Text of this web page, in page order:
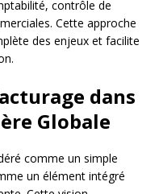
contrôle de
Cette approche
des enjeux et facilite
dans
Globale
comme un simple
un élément intégré